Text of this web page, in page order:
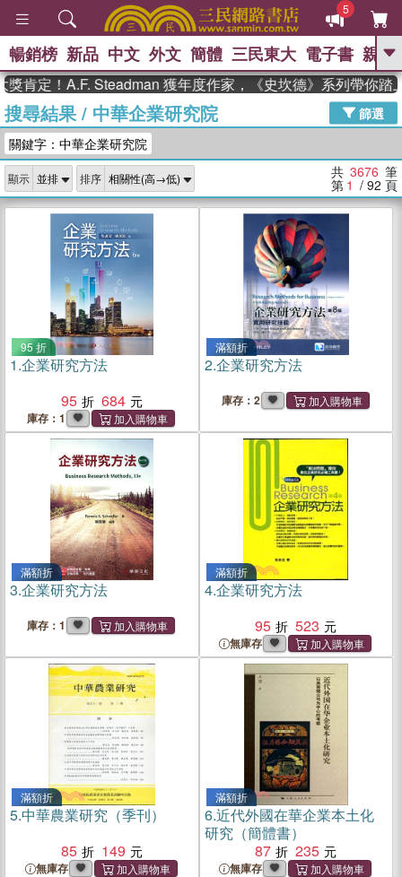
5
GO
熱搜： 東野圭吾 The Odyssey 、
父親節 、 如果歷史是一群喵 、 暑期
念華 、 台灣的李登輝時代 、 數學女
孩：黎曼猜想
偉大的迷走神經
暢銷榜 新品 中文 外文 簡體 三民東大 電子書 親子
！A.F. Steadman 獲年度作家，《史坎德》系列帶你踏上熱血
搜尋結果/ 中華企業研究院
篩選
關鍵字：中華企業研究院
顯示 排序 共 3676 筆
第 1 / 92 頁
95 折
1.企業研究方法
95
684
庫存：1
滿額折
2.企業研究方法
庫存：2
滿額折
3.企業研究方法
庫存：1
滿額折
4.企業研究方法
95
523
無庫存
滿額折
5.中華農業研究（季刊）
85
149
無庫存
滿額折
6.近代外國在華企業本土化
研究（簡體書）
87
235
無庫存